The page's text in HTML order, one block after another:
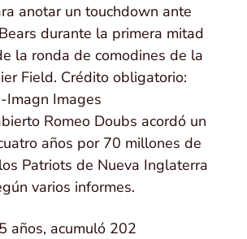
anotar un touchdown ante
durante la primera mitad
la ronda de comodines de la
Field. Crédito obligatorio:
Imagn Images
Romeo Doubs acordó un
años por 70 millones de
Patriots de Nueva Inglaterra
varios informes.
años, acumuló 202